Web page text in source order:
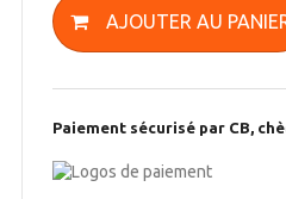
AJOUTER AU
Paiement sécurisé par CB,